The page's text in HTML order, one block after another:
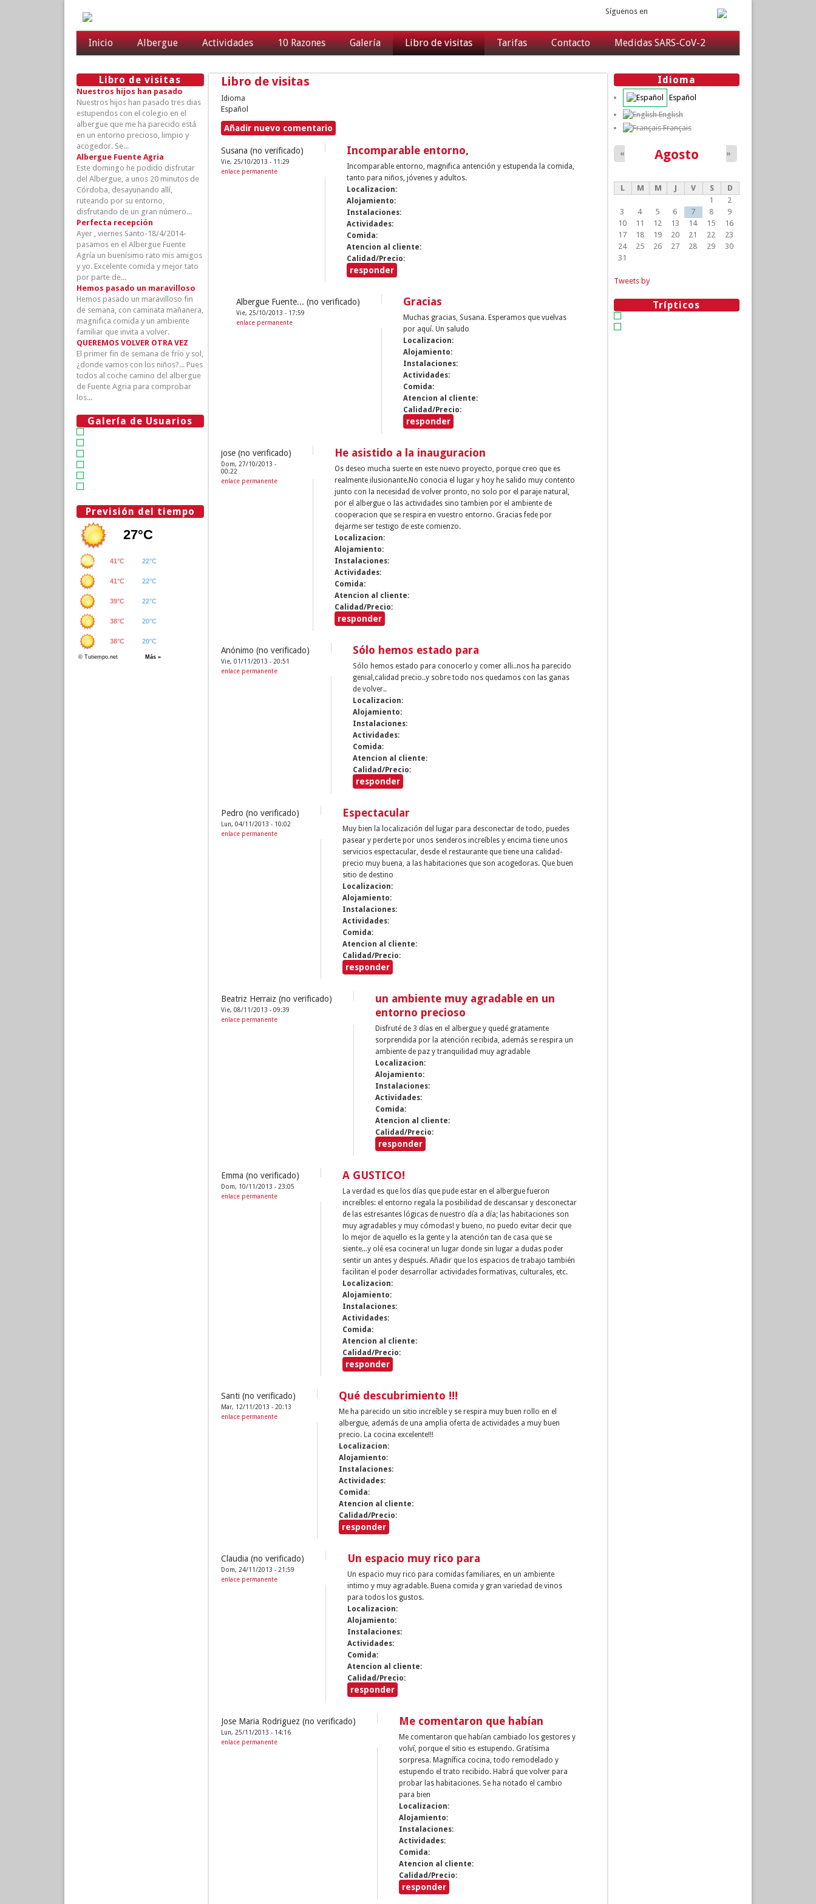
Síguenos en
Inicio Albergue Actividades 10 Razones Galería Libro de visitas Tarifas Contacto Medidas SARS-CoV-2
Libro de visitas
Idioma
Español
Añadir nuevo comentario
Susana (no verificado)
Vie, 25/10/2013 - 11:29
enlace permanente
Incomparable entorno,
Incomparable entorno, magnifica antención y estupenda la comida,
tanto para niños, jóvenes y adultos.
Localizacion:
Alojamiento:
Instalaciones:
Actividades:
Comida:
Atencion al cliente:
Calidad/Precio:
responder
Albergue Fuente... (no verificado)
Vie, 25/10/2013 - 17:59
enlace permanente
Gracias
Muchas gracias, Susana. Esperamos que vuelvas
por aquí. Un saludo
Localizacion:
Alojamiento:
Instalaciones:
Actividades:
Comida:
Atencion al cliente:
Calidad/Precio:
responder
jose (no verificado)
Dom, 27/10/2013 -
00:22
enlace permanente
He asistido a la inauguracion
Os deseo mucha suerte en este nuevo proyecto, porque creo que es
realmente ilusionante.No conocia el lugar y hoy he salido muy contento
junto con la necesidad de volver pronto, no solo por el paraje natural,
por el albergue o las actividades sino tambien por el ambiente de
cooperacion que se respira en vuestro entorno. Gracias fede por
dejarme ser testigo de este comienzo.
Localizacion:
Alojamiento:
Instalaciones:
Actividades:
Comida:
Atencion al cliente:
Calidad/Precio:
responder
Anónimo (no verificado)
Vie, 01/11/2013 - 20:51
enlace permanente
Sólo hemos estado para
Sólo hemos estado para conocerlo y comer alli..nos ha parecido
genial,calidad precio..y sobre todo nos quedamos con las ganas
de volver..
Localizacion:
Alojamiento:
Instalaciones:
Actividades:
Comida:
Atencion al cliente:
Calidad/Precio:
responder
Pedro (no verificado)
Lun, 04/11/2013 - 10:02
enlace permanente
Espectacular
Muy bien la localización del lugar para desconectar de todo, puedes
pasear y perderte por unos senderos increíbles y encima tiene unos
servicios espectacular, desde el restaurante que tiene una calidad-
precio muy buena, a las habitaciones que son acogedoras. Que buen
sitio de destino
Localizacion:
Alojamiento:
Instalaciones:
Actividades:
Comida:
Atencion al cliente:
Calidad/Precio:
responder
Beatriz Herraiz (no verificado)
Vie, 08/11/2013 - 09:39
enlace permanente
un ambiente muy agradable en un
entorno precioso
Disfruté de 3 días en el albergue y quedé gratamente
sorprendida por la atención recibida, además se respira un
ambiente de paz y tranquilidad muy agradable
Localizacion:
Alojamiento:
Instalaciones:
Actividades:
Comida:
Atencion al cliente:
Calidad/Precio:
responder
Emma (no verificado)
Dom, 10/11/2013 - 23:05
enlace permanente
A GUSTICO!
La verdad es que los días que pude estar en el albergue fueron
increíbles: el entorno regala la posibilidad de descansar y desconectar
de las estresantes lógicas de nuestro día a día; las habitaciones son
muy agradables y muy cómodas! y bueno, no puedo evitar decir que
lo mejor de aquello es la gente y la atención tan de casa que se
siente...y olé esa cocinera! un lugar donde sin lugar a dudas poder
sentir un antes y después. Añadir que los espacios de trabajo también
facilitan el poder desarrollar actividades formativas, culturales, etc.
Localizacion:
Alojamiento:
Instalaciones:
Actividades:
Comida:
Atencion al cliente:
Calidad/Precio:
responder
Santi (no verificado)
Mar, 12/11/2013 - 20:13
enlace permanente
Qué descubrimiento !!!
Me ha parecido un sitio increíble y se respira muy buen rollo en el
albergue, además de una amplia oferta de actividades a muy buen
precio. La cocina excelente!!!
Localizacion:
Alojamiento:
Instalaciones:
Actividades:
Comida:
Atencion al cliente:
Calidad/Precio:
responder
Claudia (no verificado)
Dom, 24/11/2013 - 21:59
enlace permanente
Un espacio muy rico para
Un espacio muy rico para comidas familiares, en un ambiente
intimo y muy agradable. Buena comida y gran variedad de vinos
para todos los gustos.
Localizacion:
Alojamiento:
Instalaciones:
Actividades:
Comida:
Atencion al cliente:
Calidad/Precio:
responder
Jose Maria Rodriguez (no verificado)
Lun, 25/11/2013 - 14:16
enlace permanente
Me comentaron que habían
Me comentaron que habían cambiado los gestores y
volví, porque el sitio es estupendo. Gratísima
sorpresa. Magnífica cocina, todo remodelado y
estupendo el trato recibido. Habrá que volver para
probar las habitaciones. Se ha notado el cambio
para bien
Localizacion:
Alojamiento:
Instalaciones:
Actividades:
Comida:
Atencion al cliente:
Calidad/Precio:
responder
Libro de visitas
Nuestros hijos han pasado
Nuestros hijos han pasado tres dias
estupendos con el colegio en el
albergue que me ha parecido está
en un entorno precioso, limpio y
acogedor. Se...
Albergue Fuente Agria
Este domingo he podido disfrutar
del Albergue, a unos 20 minutos de
Córdoba, desayunando allí,
ruteando por su entorno,
disfrutando de un gran número...
Perfecta recepción
Ayer , viernes Santo-18/4/2014-
pasamos en el Albergue Fuente
Agría un buenísimo rato mis amigos
y yo. Excelente comida y mejor tato
por parte de...
Hemos pasado un maravilloso
Hemos pasado un maravilloso fin
de semana, con caminata mañanera,
magnifica comida y un ambiente
familiar que invita a volver.
QUEREMOS VOLVER OTRA VEZ
El primer fin de semana de frío y sol,
¿donde vamos con los niños?... Pues
todos al coche camino del albergue
de Fuente Agria para comprobar
los...
Galería de Usuarios
Previsión del tiempo
Idioma
Español
English
Français
Agosto
« »
L M M J V S
D
1
2
3
4 5 6 7 8
9
10
11 12 13 14 15
16
17
18 19 20 21 22
23
24
25 26 27 28 29
30
31
Tweets by
Trípticos